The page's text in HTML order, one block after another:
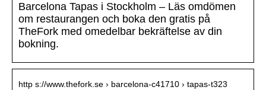
Barcelona Tapas i Stockholm – Läs omdömen
om restaurangen och boka den gratis på
TheFork med omedelbar bekräftelse av din
bokning.
http s://www.thefork.se › barcelona-c41710 › tapas-t323